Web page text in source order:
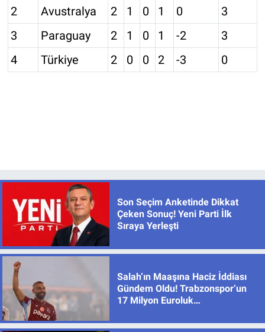
2 Avustralya 2 1 0 1 0
3
3
Paraguay 2 1 0 1 -2
3
4
Türkiye 2 0 0 2 -3 0
Son Seçim Anketinde Dikkat
Çeken Sonuç! Yeni Parti İlk
Sıraya Yerleşti
Salah’ın Maaşına Haciz İddiası
Gündem Oldu! Trabzonspor’un
17 Milyon Euroluk